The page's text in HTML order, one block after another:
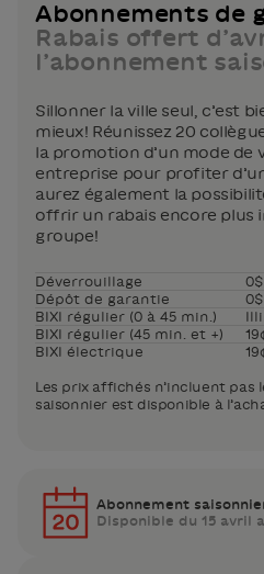
Abonnements de
Rabais offert
l’abonnement
Sillonner la ville seul, c’est
mieux! Réunissez 20
la promotion d’un mode de
entreprise pour profiter d’un
aurez également la
offrir un rabais encore plus
groupe!
Déverrouillage
0$
Dépôt de garantie
0$
BIXI régulier (0 à 45 min.)
BIXI régulier (45 min. et +)
BIXI électrique
Les prix affichés n’incluent pas
saisonnier est disponible à
Abonnement
Disponible du 15 avril